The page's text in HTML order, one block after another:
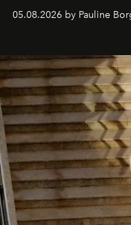
personnages
05.08.2026 by Pauline